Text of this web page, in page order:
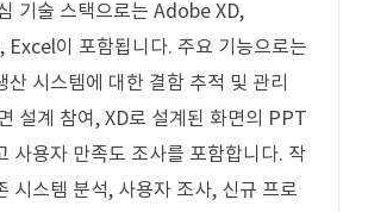
기술 스택으로는 Adobe XD,
이 포함됩니다. 주요 기능으로는
산 시스템에 대한 결함 추적 및 관리
설계 참여, XD로 설계된 화면의 PPT
사용자 만족도 조사를 포함합니다. 작
시스템 분석, 사용자 조사, 신규 프로